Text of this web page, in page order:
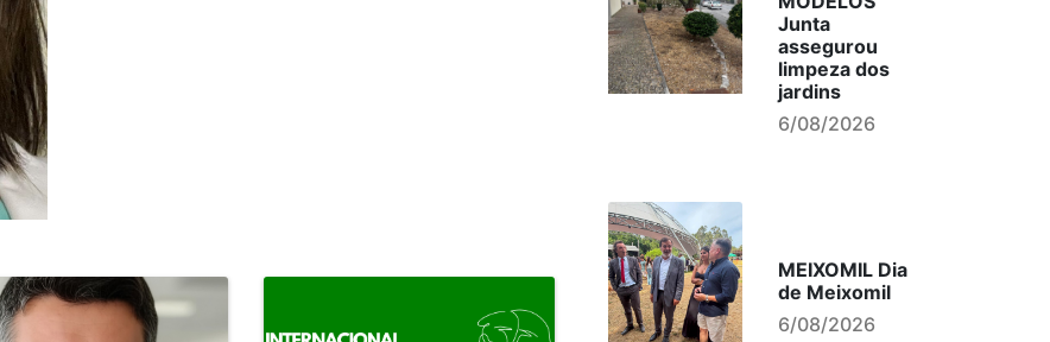
Junta
assegurou
limpeza dos
jardins
6/08/2026
MEIXOMIL Dia
de Meixomil
6/08/2026